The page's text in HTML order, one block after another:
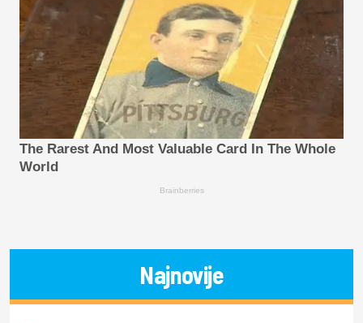
The Rarest And Most Valuable Card In The Whole
World
Brainberries
Najnovije